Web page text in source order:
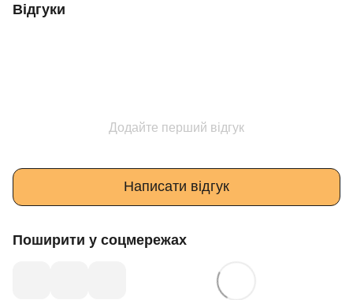
Відгуки
Додайте перший відгук
Написати відгук
Поширити у соцмережах